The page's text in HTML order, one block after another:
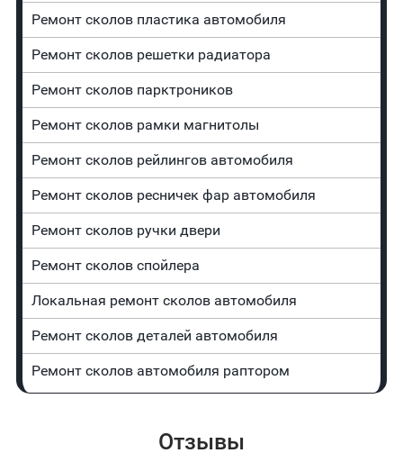
Ремонт сколов пластика автомобиля
Ремонт сколов решетки радиатора
Ремонт сколов парктроников
Ремонт сколов рамки магнитолы
Ремонт сколов рейлингов автомобиля
Ремонт сколов ресничек фар автомобиля
Ремонт сколов ручки двери
Ремонт сколов спойлера
Локальная ремонт сколов автомобиля
Ремонт сколов деталей автомобиля
Ремонт сколов автомобиля раптором
Отзывы